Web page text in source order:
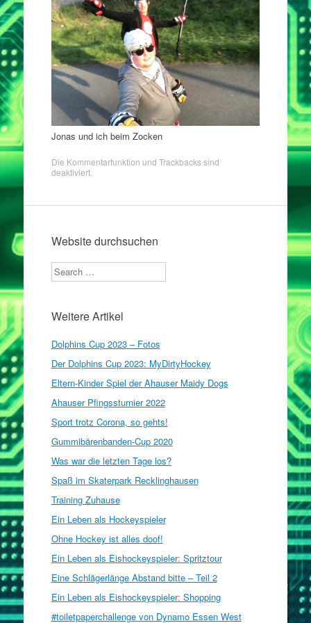
Jonas und ich beim Zocken
Die Kommentarfunktion und Trackbacks sind
deaktiviert.
Website durchsuchen
Search
Weitere Artikel
Dolphins Cup 2023 – Fotos
Der Dolphins Cup 2023: MyDirtyHockey
Eltern-Kinder Spiel der Ahauser Maidy Dogs
Ahauser Pfingssturnier 2022
Sport trotz Corona, so gehts!
Gummibärenbanden-Cup 2020
Was war die letzten Tage los?
Spaß im Skaterpark Recklinghausen
Training Zuhause
Ein Leben als Hockeyspieler
Ohne Hockey ist alles doof!
Ein Leben als Eishockeyspieler: Spritztour
Eine Schlägerlänge Abstand bitte – Teil 2
Ein Leben als Eishockeyspieler: Shopping
#toiletpaperchallenge von Dynamo Essen West